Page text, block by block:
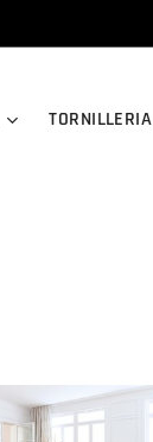
TORNILLERIA